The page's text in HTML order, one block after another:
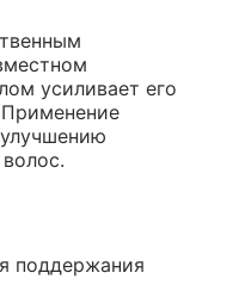
усиливает его
поддержания